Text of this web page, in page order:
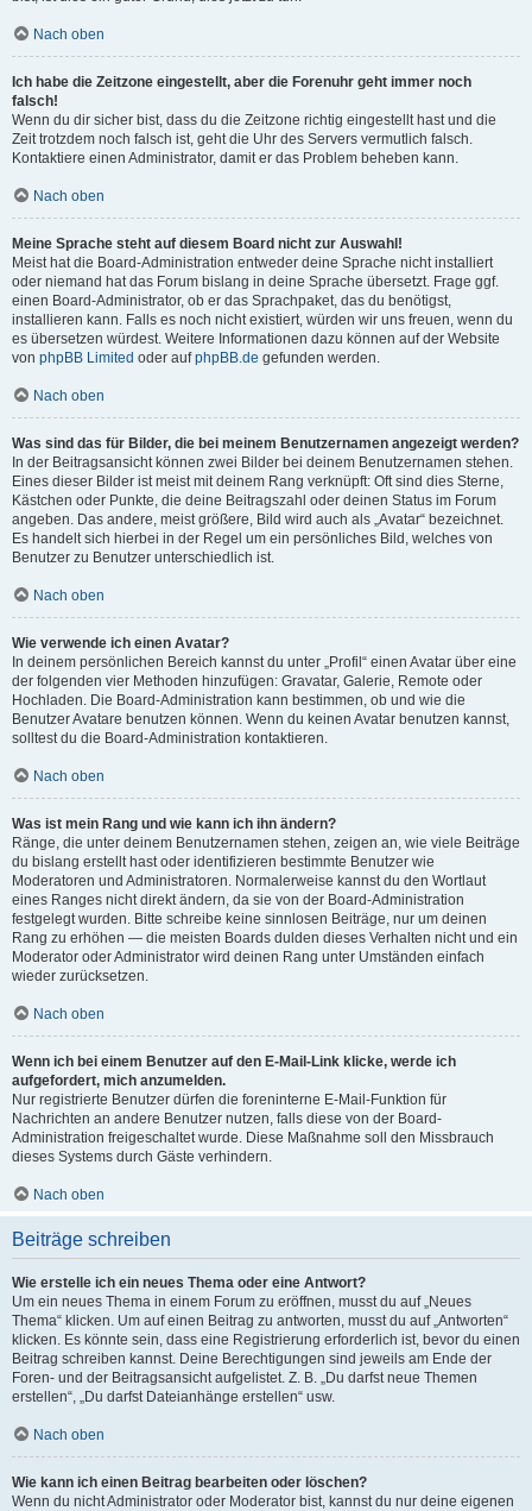
Nach oben
Ich habe die Zeitzone eingestellt, aber die Forenuhr geht immer noch
falsch!
Wenn du dir sicher bist, dass du die Zeitzone richtig eingestellt hast und die
Zeit trotzdem noch falsch ist, geht die Uhr des Servers vermutlich falsch.
Kontaktiere einen Administrator, damit er das Problem beheben kann.
Nach oben
Meine Sprache steht auf diesem Board nicht zur Auswahl!
Meist hat die Board-Administration entweder deine Sprache nicht installiert
oder niemand hat das Forum bislang in deine Sprache übersetzt. Frage ggf.
einen Board-Administrator, ob er das Sprachpaket, das du benötigst,
installieren kann. Falls es noch nicht existiert, würden wir uns freuen, wenn du
es übersetzen würdest. Weitere Informationen dazu können auf der Website
von phpBB Limited oder aufphpBB.de gefunden werden.
Nach oben
Was sind das für Bilder, die bei meinem Benutzernamen angezeigt werden?
In der Beitragsansicht können zwei Bilder bei deinem Benutzernamen stehen.
Eines dieser Bilder ist meist mit deinem Rang verknüpft: Oft sind dies Sterne,
Kästchen oder Punkte, die deine Beitragszahl oder deinen Status im Forum
angeben. Das andere, meist größere, Bild wird auch als „Avatar“ bezeichnet.
Es handelt sich hierbei in der Regel um ein persönliches Bild, welches von
Benutzer zu Benutzer unterschiedlich ist.
Nach oben
Wie verwende ich einen Avatar?
In deinem persönlichen Bereich kannst du unter „Profil“ einen Avatar über eine
der folgenden vier Methoden hinzufügen: Gravatar, Galerie, Remote oder
Hochladen. Die Board-Administration kann bestimmen, ob und wie die
Benutzer Avatare benutzen können. Wenn du keinen Avatar benutzen kannst,
solltest du die Board-Administration kontaktieren.
Nach oben
Was ist mein Rang und wie kann ich ihn ändern?
Ränge, die unter deinem Benutzernamen stehen, zeigen an, wie viele Beiträge
du bislang erstellt hast oder identifizieren bestimmte Benutzer wie
Moderatoren und Administratoren. Normalerweise kannst du den Wortlaut
eines Ranges nicht direkt ändern, da sie von der Board-Administration
festgelegt wurden. Bitte schreibe keine sinnlosen Beiträge, nur um deinen
Rang zu erhöhen — die meisten Boards dulden dieses Verhalten nicht und ein
Moderator oder Administrator wird deinen Rang unter Umständen einfach
wieder zurücksetzen.
Nach oben
Wenn ich bei einem Benutzer auf den E-Mail-Link klicke, werde ich
aufgefordert, mich anzumelden.
Nur registrierte Benutzer dürfen die foreninterne E-Mail-Funktion für
Nachrichten an andere Benutzer nutzen, falls diese von der Board-
Administration freigeschaltet wurde. Diese Maßnahme soll den Missbrauch
dieses Systems durch Gäste verhindern.
Nach oben
Beiträge schreiben
Wie erstelle ich ein neues Thema oder eine Antwort?
Um ein neues Thema in einem Forum zu eröffnen, musst du auf „Neues
Thema“ klicken. Um auf einen Beitrag zu antworten, musst du auf „Antworten“
klicken. Es könnte sein, dass eine Registrierung erforderlich ist, bevor du einen
Beitrag schreiben kannst. Deine Berechtigungen sind jeweils am Ende der
Foren- und der Beitragsansicht aufgelistet. Z. B. „Du darfst neue Themen
erstellen“, „Du darfst Dateianhänge erstellen“ usw.
Nach oben
Wie kann ich einen Beitrag bearbeiten oder löschen?
Wenn du nicht Administrator oder Moderator bist, kannst du nur deine eigenen